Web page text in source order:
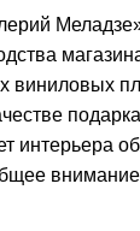
виниловых
интерьера